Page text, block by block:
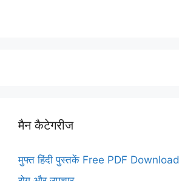
मैन कैटेगरीज
मुफ्त हिंदी पुस्तकें Free PDF Download